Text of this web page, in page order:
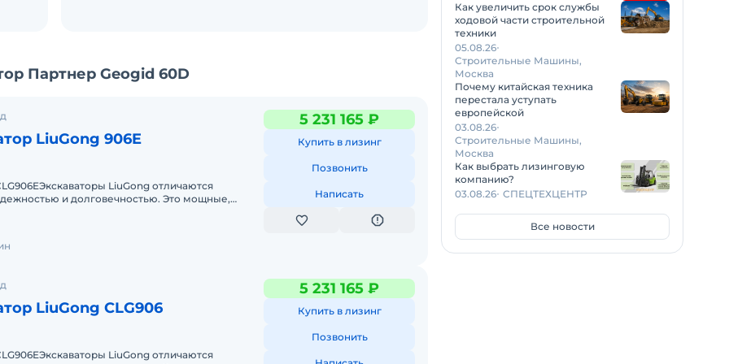
Партнер Geogid 60D
LiuGong 906E
LiuGong отличаются
и долговечностью. Это мощные,
5 231 165 ₽
Купить в лизинг
Позвонить
Написать
LiuGong CLG906
LiuGong отличаются
5 231 165 ₽
Купить в лизинг
Позвонить
Как увеличить срок службы
ходовой части строительной
техники
05.08.26
Строительные Машины,
Москва
Почему китайская техника
перестала уступать
европейской
03.08.26
Строительные Машины,
Москва
Как выбрать лизинговую
компанию?
03.08.26 СПЕЦТЕХЦЕНТР
Все новости